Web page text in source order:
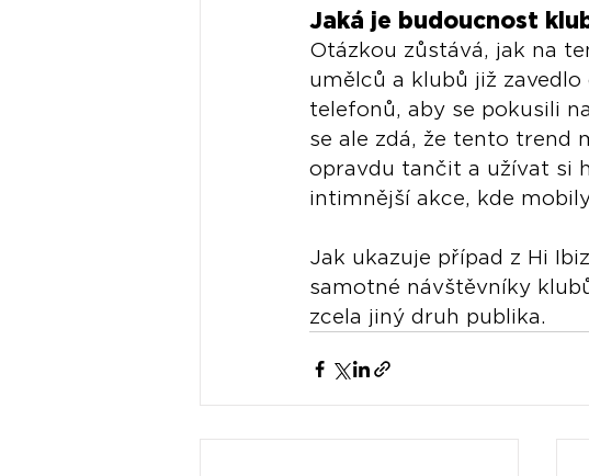
Jaká je budoucnost
Otázkou zůstává, jak na
umělců a klubů již
telefonů, aby se pokusili
se ale zdá, že tento trend
opravdu tančit a užívat si
intimnější akce, kde
Jak ukazuje případ z Hi
samotné návštěvníky
zcela jiný druh publika.